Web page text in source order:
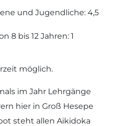
und Jugendliche: 4,5
8 bis 12 Jahren: 1
möglich.
im Jahr Lehrgänge
hier in Groß Hesepe
steht allen Aikidoka